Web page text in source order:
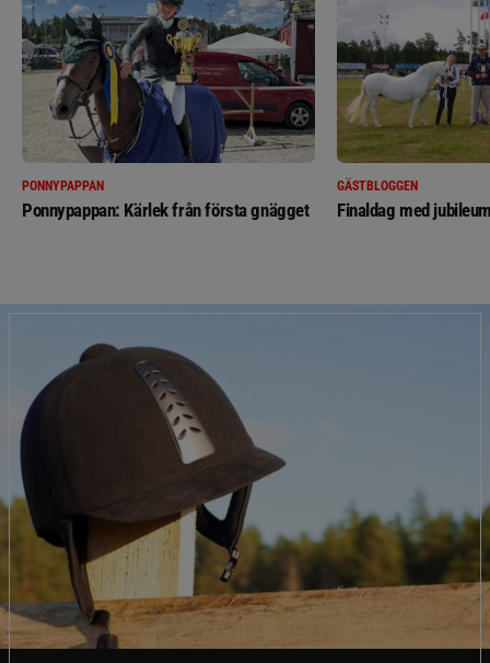
PONNYPAPPAN
Ponnypappan: Kärlek från första gnägget
GÄSTBLOGGEN
Finaldag med